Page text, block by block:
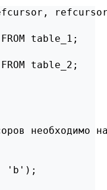
table_1;
table_2;
необходимо
'b');